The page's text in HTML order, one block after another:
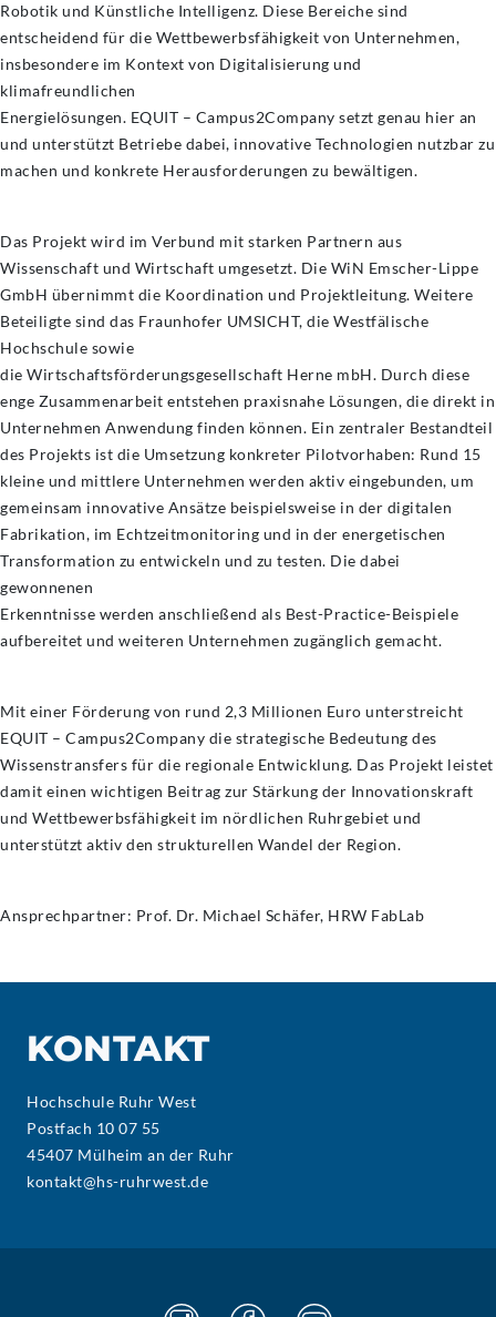
Robotik und Künstliche Intelligenz. Diese Bereiche sind
entscheidend für die Wettbewerbsfähigkeit von Unternehmen,
insbesondere im Kontext von Digitalisierung und
klimafreundlichen
Energielösungen. EQUIT – Campus2Company setzt genau hier an
und unterstützt Betriebe dabei, innovative Technologien nutzbar zu
machen und konkrete Herausforderungen zu bewältigen.
Das Projekt wird im Verbund mit starken Partnern aus
Wissenschaft und Wirtschaft umgesetzt. Die WiN Emscher-Lippe
GmbH übernimmt die Koordination und Projektleitung. Weitere
Beteiligte sind das Fraunhofer UMSICHT, die Westfälische
Hochschule sowie
die Wirtschaftsförderungsgesellschaft Herne mbH. Durch diese
enge Zusammenarbeit entstehen praxisnahe Lösungen, die direkt in
Unternehmen Anwendung finden können. Ein zentraler Bestandteil
des Projekts ist die Umsetzung konkreter Pilotvorhaben: Rund 15
kleine und mittlere Unternehmen werden aktiv eingebunden, um
gemeinsam innovative Ansätze beispielsweise in der digitalen
Fabrikation, im Echtzeitmonitoring und in der energetischen
Transformation zu entwickeln und zu testen. Die dabei
gewonnenen
Erkenntnisse werden anschließend als Best-Practice-Beispiele
aufbereitet und weiteren Unternehmen zugänglich gemacht.
Mit einer Förderung von rund 2,3 Millionen Euro unterstreicht
EQUIT – Campus2Company die strategische Bedeutung des
Wissenstransfers für die regionale Entwicklung. Das Projekt leistet
damit einen wichtigen Beitrag zur Stärkung der Innovationskraft
und Wettbewerbsfähigkeit im nördlichen Ruhrgebiet und
unterstützt aktiv den strukturellen Wandel der Region.
Ansprechpartner: Prof. Dr. Michael Schäfer, HRW FabLab
KONTAKT
Hochschule Ruhr West
Postfach 10 07 55
45407 Mülheim an der Ruhr
kontakt@hs-ruhrwest.de